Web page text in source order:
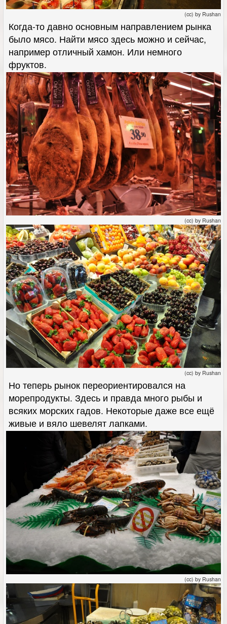
(cc) by Rushan
Когда-то давно основным направлением рынка
было мясо. Найти мясо здесь можно и сейчас,
например отличный хамон. Или немного
фруктов.
(cc) by Rushan
(cc) by Rushan
Но теперь рынок переориентировался на
морепродукты. Здесь и правда много рыбы и
всяких морских гадов. Некоторые даже все ещё
живые и вяло шевелят лапками.
(cc) by Rushan